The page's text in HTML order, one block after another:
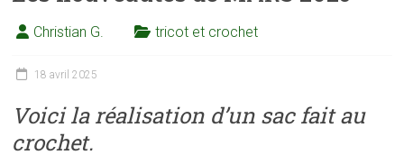
Christian G. tricot et crochet
18 avril 2025
Voici la réalisation d’un sac fait au
crochet.